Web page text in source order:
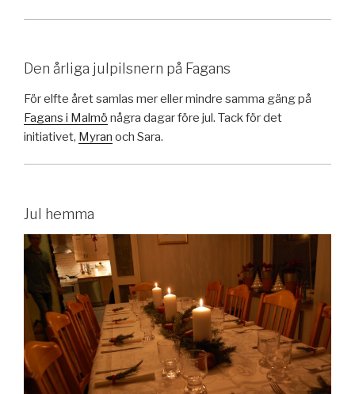
Den årliga julpilsnern på Fagans
För elfte året samlas mer eller mindre samma gäng på
Fagans i Malmö några dagar före jul. Tack för det
initiativet, Myran och Sara.
Jul hemma